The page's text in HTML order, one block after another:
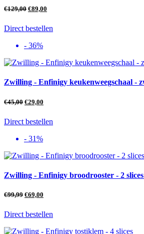
€129,00 €89,00
Direct bestellen
- 36%
Zwilling - Enfinigy keukenweegschaal -
€45,00 €29,00
Direct bestellen
- 31%
Zwilling - Enfinigy broodrooster - 2
€99,99 €69,00
Direct bestellen